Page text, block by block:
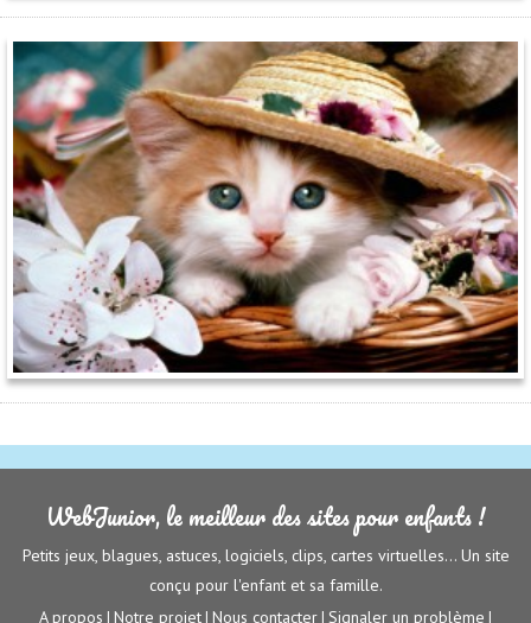
WebJunior, le meilleur des sites pour enfants !
Petits jeux, blagues, astuces, logiciels, clips, cartes virtuelles... Un site
conçu pour l'enfant et sa famille.
A propos | Notre projet | Nous contacter | Signaler un problème |